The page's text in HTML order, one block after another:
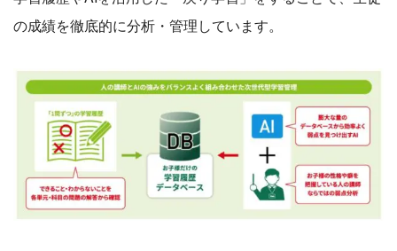
の成績を徹底的に分析・管理しています。